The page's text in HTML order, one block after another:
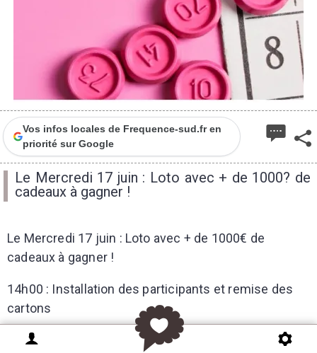
Vos infos locales de Frequence-sud.fr en
priorité sur Google
Le Mercredi 17 juin : Loto avec + de 1000? de
cadeaux à gagner !
Le Mercredi 17 juin : Loto avec + de 1000€ de
cadeaux à gagner !
14h00 : Installation des participants et remise des
cartons
14h30 : Début du loto au Comptoir JOA